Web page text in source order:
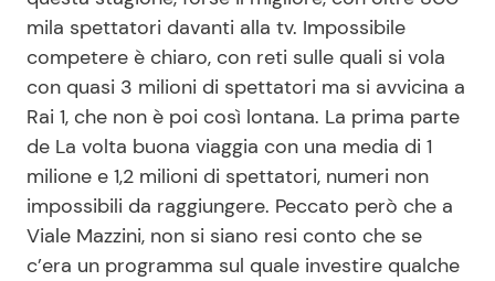
mila spettatori davanti alla tv. Impossibile
competere è chiaro, con reti sulle quali si vola
con quasi 3 milioni di spettatori ma si avvicina a
Rai 1, che non è poi così lontana. La prima parte
de La volta buona viaggia con una media di 1
milione e 1,2 milioni di spettatori, numeri non
impossibili da raggiungere. Peccato però che a
Viale Mazzini, non si siano resi conto che se
c’era un programma sul quale investire qualche